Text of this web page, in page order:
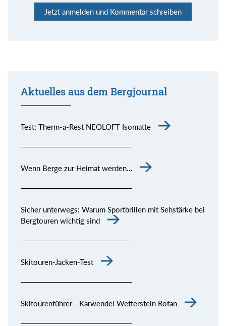
Jetzt anmelden und Kommentar schreiben
Aktuelles aus dem Bergjournal
Test: Therm-a-Rest NEOLOFT Isomatte
Wenn Berge zur Heimat werden…
Sicher unterwegs: Warum Sportbrillen mit Sehstärke bei
Bergtouren wichtig sind
Skitouren-Jacken-Test
Skitourenführer - Karwendel Wetterstein Rofan